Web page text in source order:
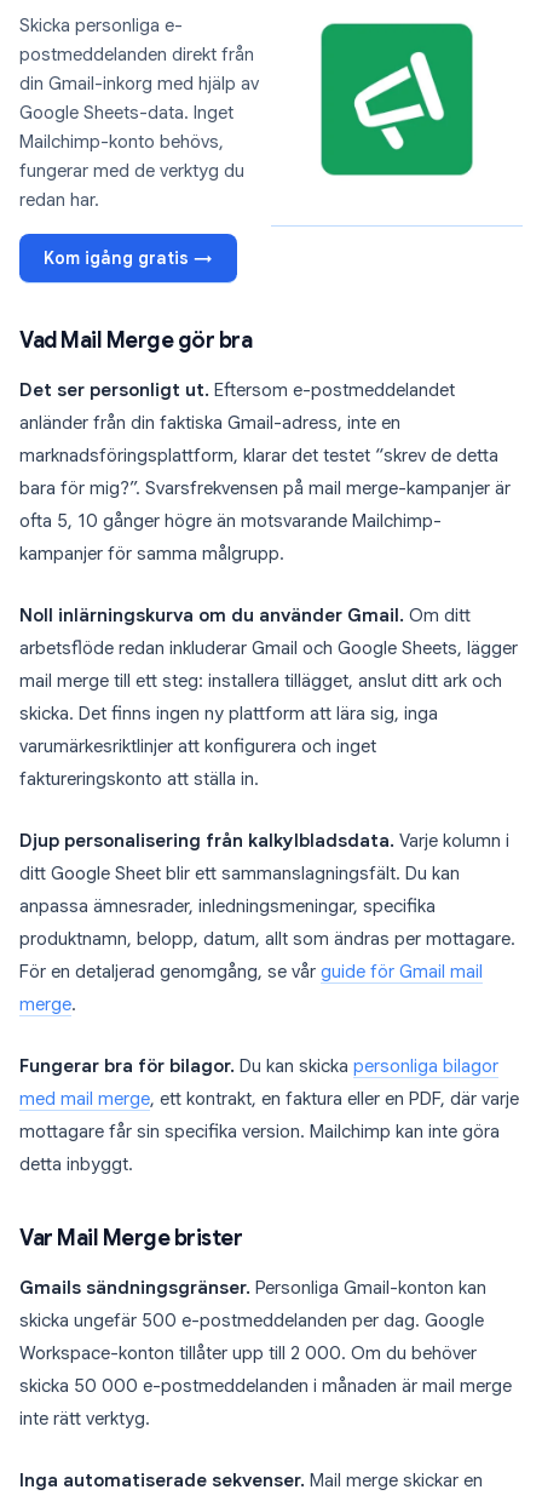
Skicka personliga e-
postmeddelanden direkt från
din Gmail-inkorg med hjälp av
Google Sheets-data. Inget
Mailchimp-konto behövs,
fungerar med de verktyg du
redan har.
Kom igång gratis →
Vad Mail Merge gör bra
Det ser personligt ut. Eftersom e-postmeddelandet
anländer från din faktiska Gmail-adress, inte en
marknadsföringsplattform, klarar det testet “skrev de detta
bara för mig?”. Svarsfrekvensen på mail merge-kampanjer är
ofta 5, 10 gånger högre än motsvarande Mailchimp-
kampanjer för samma målgrupp.
Noll inlärningskurva om du använder Gmail. Om ditt
arbetsflöde redan inkluderar Gmail och Google Sheets, lägger
mail merge till ett steg: installera tillägget, anslut ditt ark och
skicka. Det finns ingen ny plattform att lära sig, inga
varumärkesriktlinjer att konfigurera och inget
faktureringskonto att ställa in.
Djup personalisering från kalkylbladsdata. Varje kolumn i
ditt Google Sheet blir ett sammanslagningsfält. Du kan
anpassa ämnesrader, inledningsmeningar, specifika
produktnamn, belopp, datum, allt som ändras per mottagare.
För en detaljerad genomgång, se vår guide för Gmail mail
merge.
Fungerar bra för bilagor. Du kan skicka personliga bilagor
med mail merge, ett kontrakt, en faktura eller en PDF, där varje
mottagare får sin specifika version. Mailchimp kan inte göra
detta inbyggt.
Var Mail Merge brister
Gmails sändningsgränser. Personliga Gmail-konton kan
skicka ungefär 500 e-postmeddelanden per dag. Google
Workspace-konton tillåter upp till 2 000. Om du behöver
skicka 50 000 e-postmeddelanden i månaden är mail merge
inte rätt verktyg.
Inga automatiserade sekvenser. Mail merge skickar en